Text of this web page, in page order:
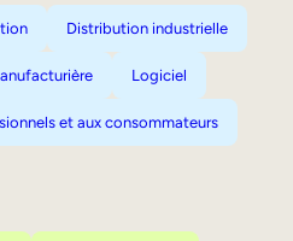
Distribution industrielle
Logiciel
et aux consommateurs